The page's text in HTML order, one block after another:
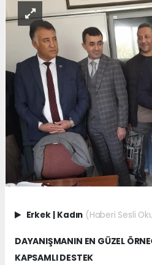
Erkek Kadın (Haberi Sesli
DAYANIŞMANIN EN GÜZEL
KAPSAMLI DESTEK